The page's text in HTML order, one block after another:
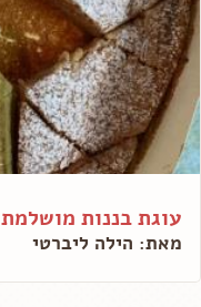
עוגת בננות מושלמת
מאת: הילה ליברטי